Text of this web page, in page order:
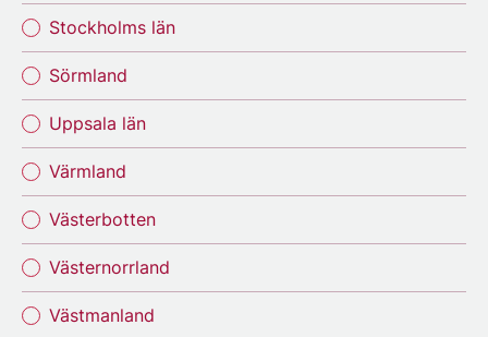
Stockholms län
Sörmland
Uppsala län
Värmland
Västerbotten
Västernorrland
Västmanland